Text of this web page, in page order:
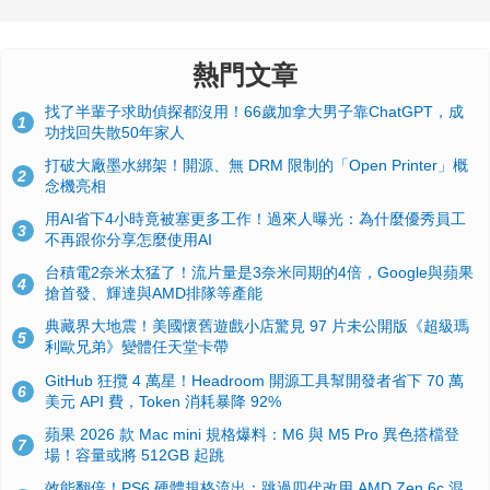
熱門文章
1
找了半輩子求助偵探都沒用！66歲加拿大男子靠ChatGPT，成
功找回失散50年家人
2
打破大廠墨水綁架！開源、無 DRM 限制的「Open Printer」概
念機亮相
3
用AI省下4小時竟被塞更多工作！過來人曝光：為什麼優秀員工
不再跟你分享怎麼使用AI
4
台積電2奈米太猛了！流片量是3奈米同期的4倍，Google與蘋果
搶首發、輝達與AMD排隊等產能
5
典藏界大地震！美國懷舊遊戲小店驚見 97 片未公開版《超級瑪
利歐兄弟》變體任天堂卡帶
6
GitHub 狂攬 4 萬星！Headroom 開源工具幫開發者省下 70 萬
美元 API 費，Token 消耗暴降 92%
7
蘋果 2026 款 Mac mini 規格爆料：M6 與 M5 Pro 異色搭檔登
場！容量或將 512GB 起跳